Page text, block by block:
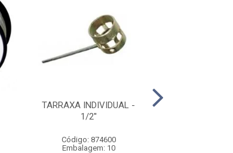
TARRAXA INDIVIDUAL -
1/2''
Código: 874600
Embalagem: 10